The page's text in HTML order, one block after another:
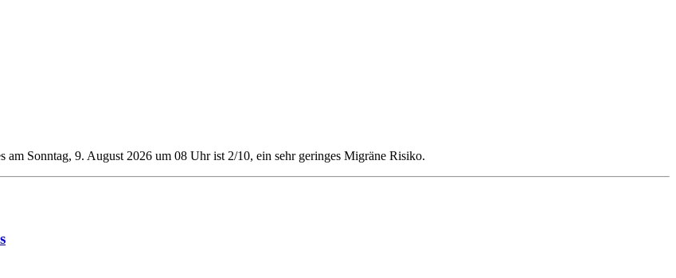
Sonntag, 9. August 2026 um 08 Uhr ist 2/10, ein sehr geringes Migräne Risiko.